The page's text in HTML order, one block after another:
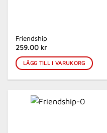
Friendship
259.00 kr
LÄGG TILL I VARUKORG